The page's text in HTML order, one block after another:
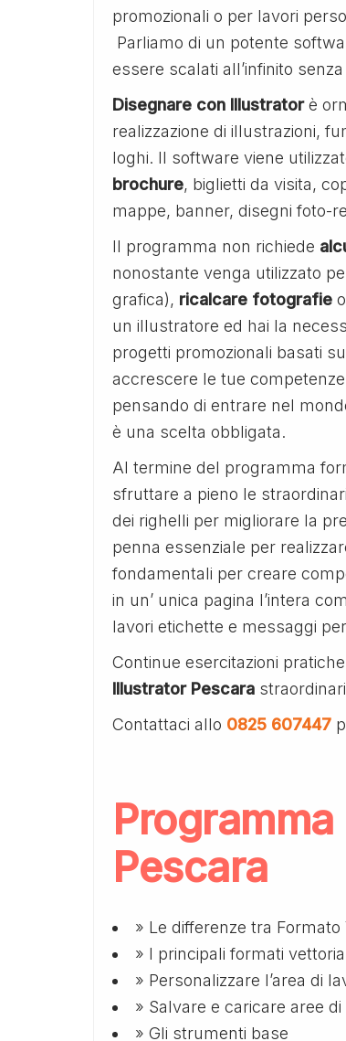
promozionali o per lavori
Parliamo di un potente
essere scalati all’infinito
Disegnare con Illustratorè
realizzazione di illustrazioni,
loghi. Il software viene
brochure, biglietti da visita,
mappe, banner, disegni foto-
Il programma non richiede
nonostante venga utilizzato
grafica), ricalcare fotografie o
un illustratore ed hai la
progetti promozionali basati
accrescere le tue
pensando di entrare nel
è una scelta obbligata.
Al termine del programma
sfruttare a pieno le
dei righelli per migliorare la
penna essenziale per
fondamentali per creare
in un’ unica pagina l’intera
lavori etichette e messaggi
Continue esercitazioni
Illustrator Pescara
Contattaci allo 0825 607447
Pescara
» Le differenze tra
» I principali formati
» Personalizzare l’area di
» Salvare e caricare aree
» Gli strumenti base